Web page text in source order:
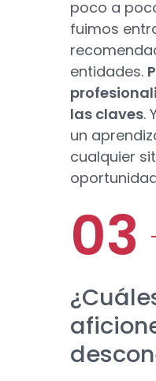
poco a
fuimos
entidades.
las claves.
un
cualquier